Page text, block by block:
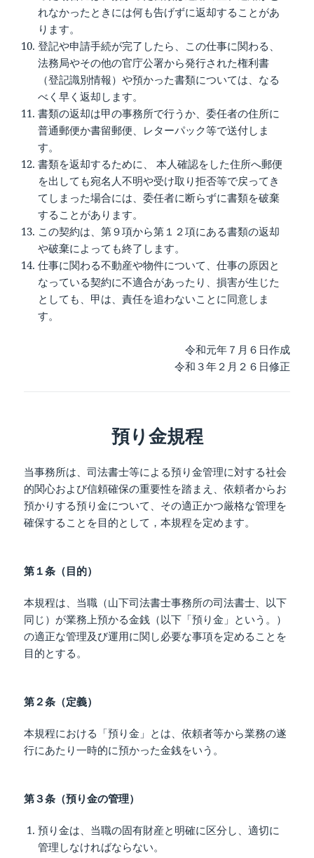
れなかったときには何も告げずに返却することがあ
ります。
登記や申請手続が完了したら、この仕事に関わる、
法務局やその他の官庁公署から発行された権利書
（登記識別情報）や預かった書類については、なる
べく早く返却します。
書類の返却は甲の事務所で行うか、委任者の住所に
普通郵便か書留郵便、レターパック等で送付しま
す。
書類を返却するために、 本人確認をした住所へ郵便
を出しても宛名人不明や受け取り拒否等で戻ってき
てしまった場合には、委任者に断らずに書類を破棄
することがあります。
この契約は、第９項から第１２項にある書類の返却
や破棄によっても終了します。
仕事に関わる不動産や物件について、仕事の原因と
なっている契約に不適合があったり、損害が生じた
としても、甲は、責任を追わないことに同意しま
す。
令和元年７月６日作成
令和３年２月２６日修正
預り金規程
当事務所は、司法書士等による預り金管理に対する社会
的関心および信頼確保の重要性を踏まえ、依頼者からお
預かりする預り金について、その適正かつ厳格な管理を
確保することを目的として，本規程を定めます。
第１条（目的）
本規程は、当職（山下司法書士事務所の司法書士、以下
同じ）が業務上預かる金銭（以下「預り金」という。）
の適正な管理及び運用に関し必要な事項を定めることを
目的とする。
第２条（定義）
本規程における「預り金」とは、依頼者等から業務の遂
行にあたり一時的に預かった金銭をいう。
第３条（預り金の管理）
預り金は、当職の固有財産と明確に区分し、適切に
管理しなければならない。